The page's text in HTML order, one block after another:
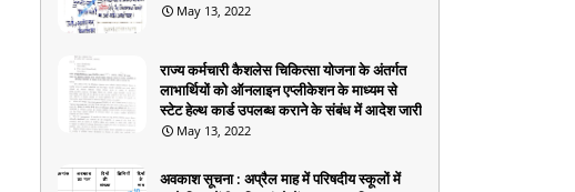
May 13, 2022
राज्य कर्मचारी कैशलेस चिकित्सा योजना के अंतर्गत
लाभार्थियों को ऑनलाइन एप्लीकेशन के माध्यम से
स्टेट हेल्थ कार्ड उपलब्ध कराने के संबंध में आदेश जारी
May 13, 2022
अवकाश सूचना : अप्रैल माह में परिषदीय स्कूलों में